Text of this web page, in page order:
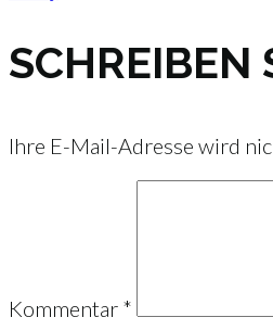
SCHREIBEN
Ihre E-Mail-Adresse wird
Kommentar *